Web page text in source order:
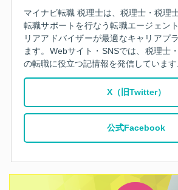
マイナビ転職 税理士は、税理士・税理
転職サポートを行なう転職エージェン
リアアドバイザーが最適なキャリアプ
ます。Webサイト・SNSでは、税理士
の転職に役立つ記情報を発信しています
X（旧Twitter）
公式Facebook